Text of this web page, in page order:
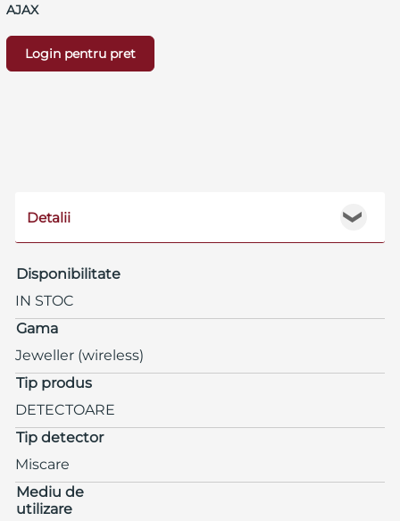
AJAX
Login pentru pret
❯
Detalii
Disponibilitate
IN STOC
Gama
Jeweller (wireless)
Tip produs
DETECTOARE
Tip detector
Miscare
Mediu de
utilizare